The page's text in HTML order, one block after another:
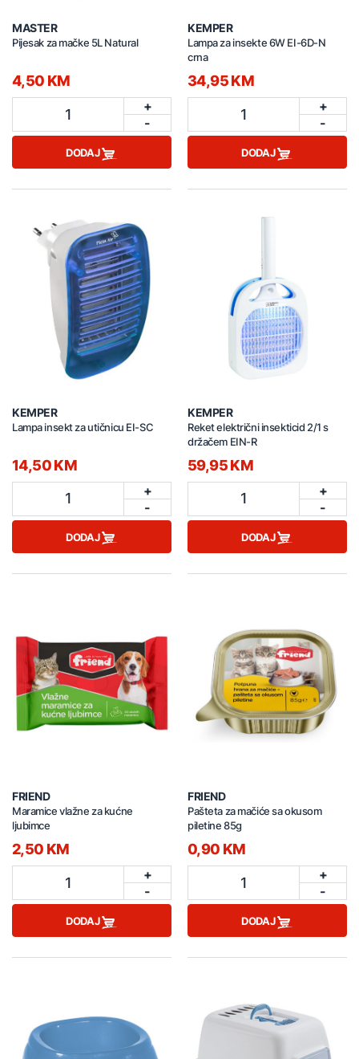
MASTER
Pijesak za mačke 5L Natural
4,50 KM
1
+
-
DODAJ
KEMPER
Lampa za insekte 6W EI-6D-N
crna
34,95 KM
1
+
-
DODAJ
KEMPER
Lampa insekt za utičnicu EI-SC
14,50 KM
1
+
-
DODAJ
KEMPER
Reket električni insekticid 2/1 s
držačem EIN-R
59,95 KM
1
+
-
DODAJ
FRIEND
Maramice vlažne za kućne
ljubimce
2,50 KM
1
+
-
DODAJ
FRIEND
Pašteta za mačiće sa okusom
piletine 85g
0,90 KM
1
+
-
DODAJ